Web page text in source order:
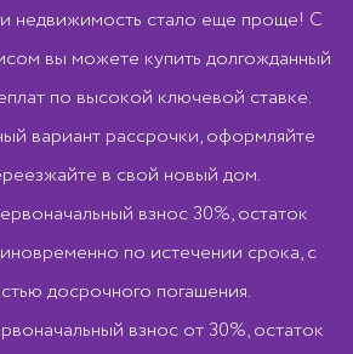
недвижимость стало еще проще! С
вы можете купить долгожданный
по высокой ключевой ставке.
вариант рассрочки, оформляйте
в свой новый дом.
взнос 30%, остаток
по истечении срока, с
досрочного погашения.
взнос от 30%, остаток